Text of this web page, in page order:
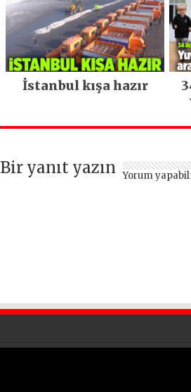
İstanbul kışa hazır
Bir yanıt yazın Yorum